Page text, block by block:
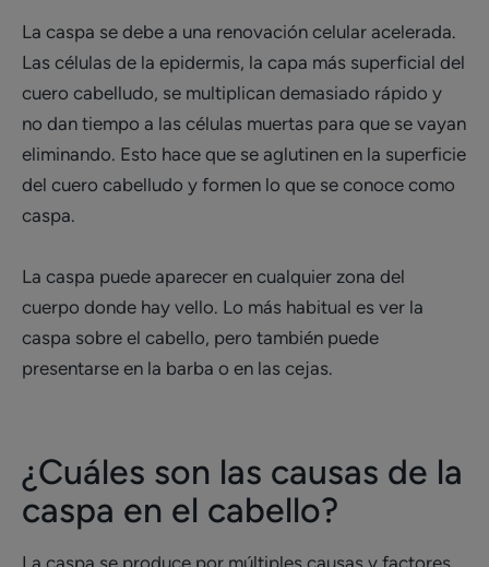
La caspa se debe a una renovación celular acelerada.
Las células de la epidermis, la capa más superficial del
cuero cabelludo, se multiplican demasiado rápido y
no dan tiempo a las células muertas para que se vayan
eliminando. Esto hace que se aglutinen en la superficie
del cuero cabelludo y formen lo que se conoce como
caspa.
La caspa puede aparecer en cualquier zona del
cuerpo donde hay vello. Lo más habitual es ver la
caspa sobre el cabello, pero también puede
presentarse en la barba o en las cejas.
¿Cuáles son las causas de la
caspa en el cabello?
La caspa se produce por múltiples causas y factores.